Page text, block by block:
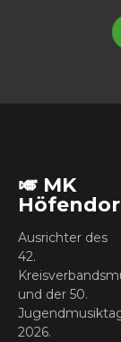
🎺 MK
Ausrichter des
42.
und der 50.
2026.